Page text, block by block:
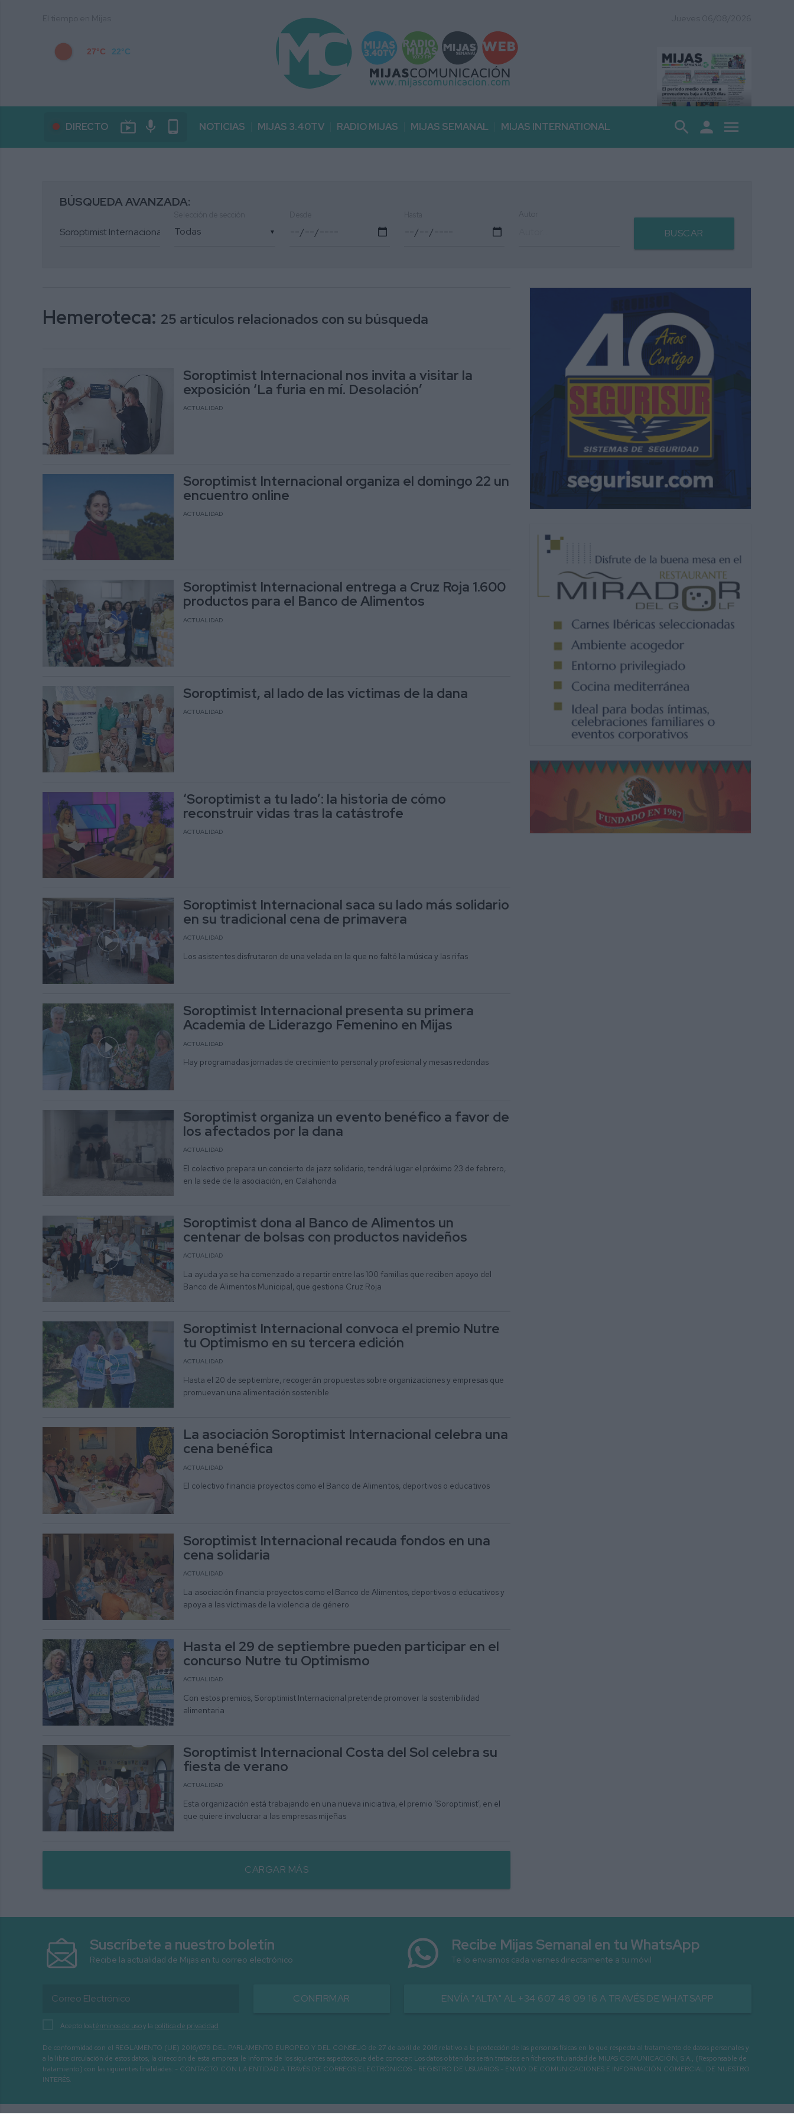
27°C 22°C
DIRECTO live_tv mic phone_android NOTICIAS MIJAS 3.40TV RADIO MIJAS MIJAS SEMANAL MIJAS INTERNATIONAL search person menu
BÚSQUEDA AVANZADA:
▼ BUSCAR
Hemeroteca: 25 artículos relacionados con su búsqueda
Soroptimist Internacional nos invita a visitar la
exposición ‘La furia en mí. Desolación’
ACTUALIDAD
Soroptimist Internacional organiza el domingo 22 un
encuentro online
ACTUALIDAD
Soroptimist Internacional entrega a Cruz Roja 1.600
productos para el Banco de Alimentos
ACTUALIDAD
Soroptimist, al lado de las víctimas de la dana
ACTUALIDAD
‘Soroptimist a tu lado’: la historia de cómo
reconstruir vidas tras la catástrofe
ACTUALIDAD
Soroptimist Internacional saca su lado más solidario
en su tradicional cena de primavera
ACTUALIDAD
Los asistentes disfrutaron de una velada en la que no faltó la música y las rifas
Soroptimist Internacional presenta su primera
Academia de Liderazgo Femenino en Mijas
ACTUALIDAD
Hay programadas jornadas de crecimiento personal y profesional y mesas redondas
Soroptimist organiza un evento benéfico a favor de
los afectados por la dana
ACTUALIDAD
El colectivo prepara un concierto de jazz solidario, tendrá lugar el próximo 23 de febrero,
en la sede de la asociación, en Calahonda
Soroptimist dona al Banco de Alimentos un
centenar de bolsas con productos navideños
ACTUALIDAD
La ayuda ya se ha comenzado a repartir entre las 100 familias que reciben apoyo del
Banco de Alimentos Municipal, que gestiona Cruz Roja
Soroptimist Internacional convoca el premio Nutre
tu Optimismo en su tercera edición
ACTUALIDAD
Hasta el 20 de septiembre, recogerán propuestas sobre organizaciones y empresas que
promuevan una alimentación sostenible
La asociación Soroptimist Internacional celebra una
cena benéfica
ACTUALIDAD
El colectivo financia proyectos como el Banco de Alimentos, deportivos o educativos
Soroptimist Internacional recauda fondos en una
cena solidaria
ACTUALIDAD
La asociación financia proyectos como el Banco de Alimentos, deportivos o educativos y
apoya a las víctimas de la violencia de género
Hasta el 29 de septiembre pueden participar en el
concurso Nutre tu Optimismo
ACTUALIDAD
Con estos premios, Soroptimist Internacional pretende promover la sostenibilidad
alimentaria
Soroptimist Internacional Costa del Sol celebra su
fiesta de verano
ACTUALIDAD
Esta organización está trabajando en una nueva iniciativa, el premio ‘Soroptimist’, en el
que quiere involucrar a las empresas mijeñas
CARGAR MÁS
Suscríbete a nuestro boletín
Recibe la actualidad de Mijas en tu correo electrónico
CONFIRMAR
Acepto lostérminos de usoy la política de privacidad
Recibe Mijas Semanal en tu WhatsApp
Te lo enviamos cada viernes directamente a tu móvil
ENVÍA "ALTA" AL +34 607 48 09 16 A TRAVÉS DE WHATSAPP
De conformidad con el REGLAMENTO (UE) 2016/679 DEL PARLAMENTO EUROPEO Y DEL CONSEJO de 27 de abril de 2016 relativo a la protección de las personas físicas en lo que respecta al tratamiento de datos personales y
a la libre circulación de estos datos, la dirección de esta empresa le informa de los siguientes aspectos que debe conocer: Los datos obtenidos serán tratados en ficheros titularidad de MIJAS COMUNICACIÓN, S.A., (Responsable de
tratamiento) con las siguientes finalidades: - CONTACTO CON LA ENTIDAD A TRAVÉS DE CORREOS ELECTRÓNICOS - REGISTRO DE USUARIOS - ENVIO DE COMUNICACIONES E INFORMACIÓN COMERCIAL DE NUESTRO
INTERÉS.